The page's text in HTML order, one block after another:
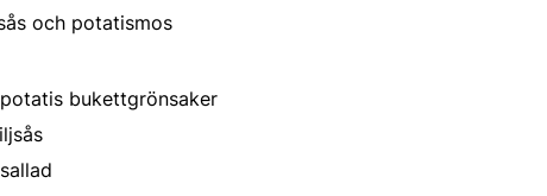
och potatismos
bukettgrönsaker